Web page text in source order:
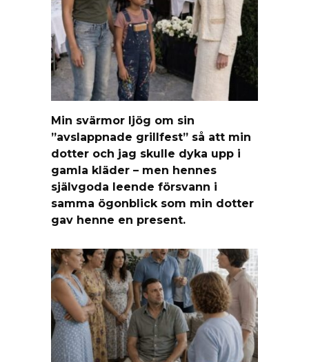
Min svärmor ljög om sin
”avslappnade grillfest” så att min
dotter och jag skulle dyka upp i
gamla kläder – men hennes
självgoda leende försvann i
samma ögonblick som min dotter
gav henne en present.